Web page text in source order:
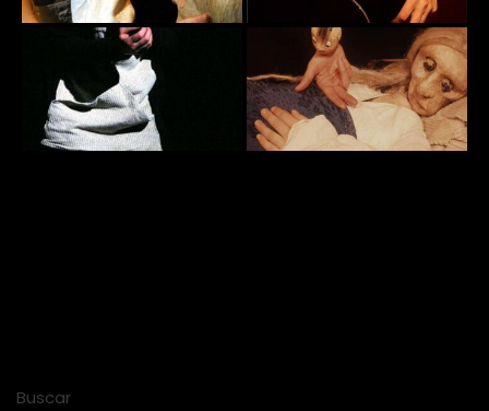
Buscar